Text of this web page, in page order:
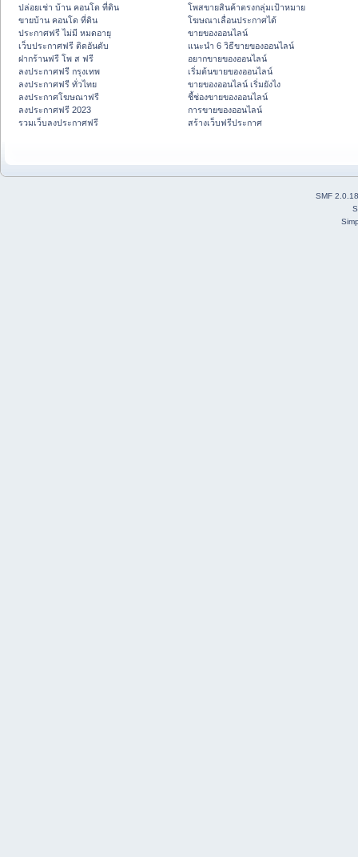
ปล่อยเช่า บ้าน คอนโด ที่ดิน
ขายบ้าน คอนโด ที่ดิน
ประกาศฟรี ไม่มี หมดอายุ
เว็บประกาศฟรี ติดอันดับ
ฝากร้านฟรี โพ ส ฟรี
ลงประกาศฟรี กรุงเทพ
ลงประกาศฟรี ทั่วไทย
ลงประกาศโฆษณาฟรี
ลงประกาศฟรี 2023
รวมเว็บลงประกาศฟรี
โพสขายสินค้าตรงกลุ่มเป้าหมาย
โฆษณาเลื่อนประกาศได้
ขายของออนไลน์
แนะนำ 6 วิธีขายของออนไลน์
อยากขายของออนไลน์
เริ่มต้นขายของออนไลน์
ขายของออนไลน์ เริ่มยังไง
ชี้ช่องขายของออนไลน์
การขายของออนไลน์
สร้างเว็บฟรีประกาศ
SMF 2.0.18